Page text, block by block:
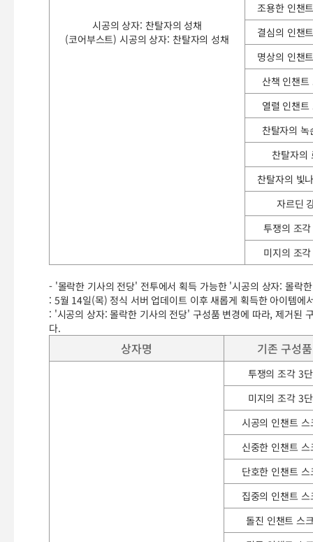
시공의 상자: 찬탈자의 성채
(코어부스트) 시공의 상자: 찬탈자의 성채
조용한 인챈
결심의 인챈
명상의 인챈
산책 인챈트
열렬 인챈트
찬탈자의 녹
찬탈자의
찬탈자의 빛
자르딘
투쟁의 조
미지의 조
- '몰락한 기사의 전당' 전투에서 획득 가능한 '시공의 상자: 몰락
: 5월 14일(목) 정식 서버 업데이트 이후 새롭게 획득한 아이템에
: '시공의 상자: 몰락한 기사의 전당' 구성품 변경에 따라, 제거된
다.
상자명 기존 구성품
투쟁의 조각 3
미지의 조각 3
시공의 인챈트 스
신중한 인챈트 스
단호한 인챈트 스
집중의 인챈트 스
돌진 인챈트 스